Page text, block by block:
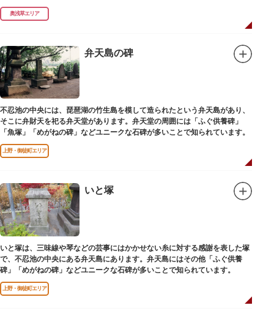
奥浅草エリア
弁天島の碑
不忍池の中央には、琵琶湖の竹生島を模して造られたという弁天島があり、
そこに弁財天を祀る弁天堂があります。弁天堂の周囲には「ふぐ供養碑」
「魚塚」「めがねの碑」などユニークな石碑が多いことで知られています。
上野・御徒町エリア
いと塚
いと塚は、三味線や琴などの芸事にはかかせない糸に対する感謝を表した塚
で、不忍池の中央にある弁天島にあります。弁天島にはその他「ふぐ供養
碑」「めがねの碑」などユニークな石碑が多いことで知られています。
上野・御徒町エリア